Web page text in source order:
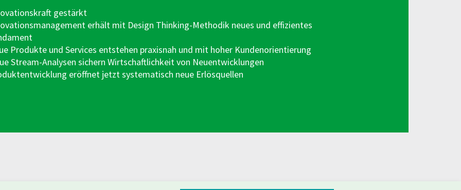
gestärkt
erhält mit Design Thinking-Methodik neues und effizientes
Produkte und Services entstehen praxisnah und mit hoher Kundenorientierung
Stream-Analysen sichern Wirtschaftlichkeit von Neuentwicklungen
eröffnet jetzt systematisch neue Erlösquellen